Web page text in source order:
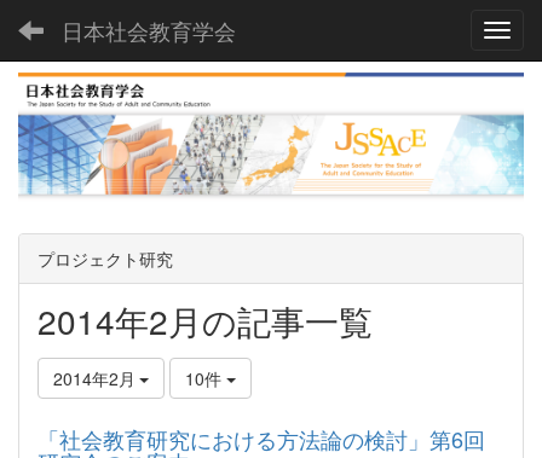
日本社会教育学会
プロジェクト研究
2014年2月の記事一覧
2014年2月 10件
「社会教育研究における方法論の検討」第6回